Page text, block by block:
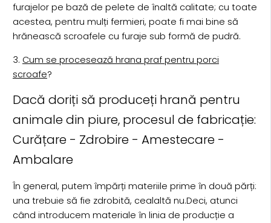
furajelor pe bază de pelete de înaltă calitate; cu toate
acestea, pentru mulți fermieri, poate fi mai bine să
hrănească scroafele cu furaje sub formă de pudră.
3. Cum se procesează hrana praf pentru porci
scroafe?
Dacă doriți să produceți hrană pentru
animale din piure, procesul de fabricație:
Curățare - Zdrobire - Amestecare -
Ambalare
În general, putem împărți materiile prime în două părți:
una trebuie să fie zdrobită, cealaltă nu.Deci, atunci
când introducem materiale în linia de producție a